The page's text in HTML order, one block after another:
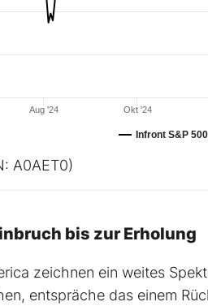
Infront S&P 500
Aug '24 Okt '24
A0AET0)
bis zur Erholung
zeichnen ein weites
entspräche das einem